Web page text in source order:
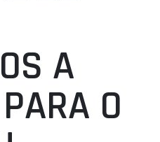
A
O